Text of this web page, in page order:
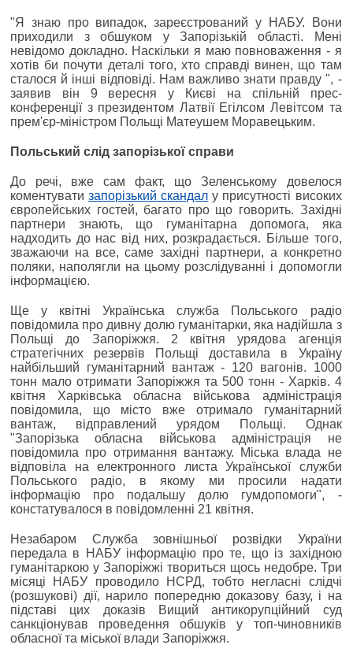
"Я знаю про випадок, зареєстрований у НАБУ. Вони
приходили з обшуком у Запорізькій області. Мені
невідомо докладно. Наскільки я маю повноваження - я
хотів би почути деталі того, хто справді винен, що там
сталося й інші відповіді. Нам важливо знати правду ", -
заявив він 9 вересня у Києві на спільній прес-
конференції з президентом Латвії Егілсом Левітсом та
прем'єр-міністром Польщі Матеушем Моравецьким.
Польський слід запорізької справи
До речі, вже сам факт, що Зеленському довелося
коментуватизапорізький скандал у присутності високих
європейських гостей, багато про що говорить. Західні
партнери знають, що гуманітарна допомога, яка
надходить до нас від них, розкрадається. Більше того,
зважаючи на все, саме західні партнери, а конкретно
поляки, наполягли на цьому розслідуванні і допомогли
інформацією.
Ще у квітні Українська служба Польського радіо
повідомила про дивну долю гуманітарки, яка надійшла з
Польщі до Запоріжжя. 2 квітня урядова агенція
стратегічних резервів Польщі доставила в Україну
найбільший гуманітарний вантаж - 120 вагонів. 1000
тонн мало отримати Запоріжжя та 500 тонн - Харків. 4
квітня Харківська обласна військова адміністрація
повідомила, що місто вже отримало гуманітарний
вантаж, відправлений урядом Польщі. Однак
"Запорізька обласна військова адміністрація не
повідомила про отримання вантажу. Міська влада не
відповіла на електронного листа Української служби
Польського радіо, в якому ми просили надати
інформацію про подальшу долю гумдопомоги", -
констатувалося в повідомленні 21 квітня.
Незабаром Служба зовнішньої розвідки України
передала в НАБУ інформацію про те, що із західною
гуманітаркою у Запоріжжі твориться щось недобре. Три
місяці НАБУ проводило НСРД, тобто негласні слідчі
(розшукові) дії, нарило попередню доказову базу, і на
підставі цих доказів Вищий антикорупційний суд
санкціонував проведення обшуків у топ-чиновників
обласної та міської влади Запоріжжя.